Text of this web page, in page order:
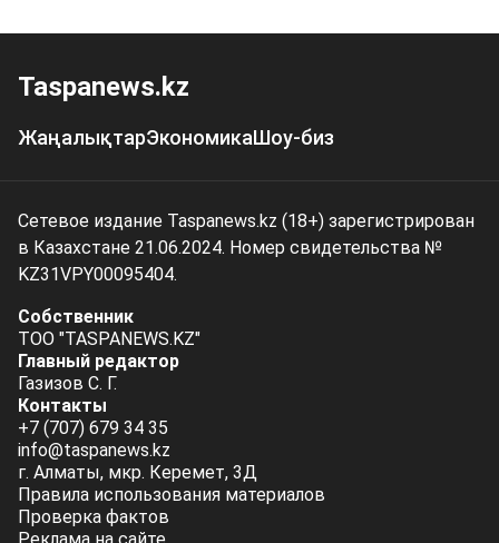
Taspanews.kz
ЖаңалықтарЭкономикаШоу-биз
Сетевое издание Taspanews.kz (18+) зарегистрирован
в Казахстане 21.06.2024. Номер свидетельства №
KZ31VPY00095404.
Собственник
ТОО "TASPANEWS.KZ"
Главный редактор
Газизов С. Г.
Контакты
+7 (707) 679 34 35
info@taspanews.kz
г. Алматы, мкр. Керемет, 3Д
Правила использования материалов
Проверка фактов